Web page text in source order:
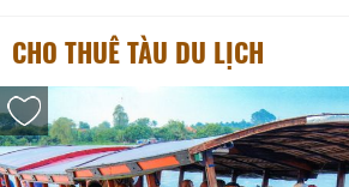
CHO THUÊ TÀU DU LỊCH